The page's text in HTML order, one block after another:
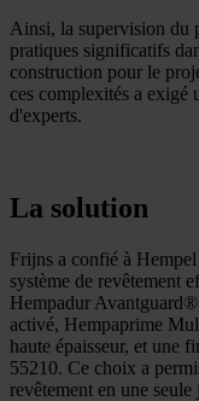
Ainsi, la supervision du
pratiques significatifs
construction pour le
ces complexités a exigé
d'experts.
La solution
Frijns a confié à
système de revêtement
Hempadur
activé, Hempaprime
haute épaisseur, et une
55210. Ce choix a
revêtement en une seule